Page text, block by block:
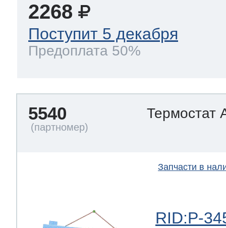
2268
Поступит 5 декабря
Предоплата 50%
5540 Термостат
Запчасти в
RID:P-